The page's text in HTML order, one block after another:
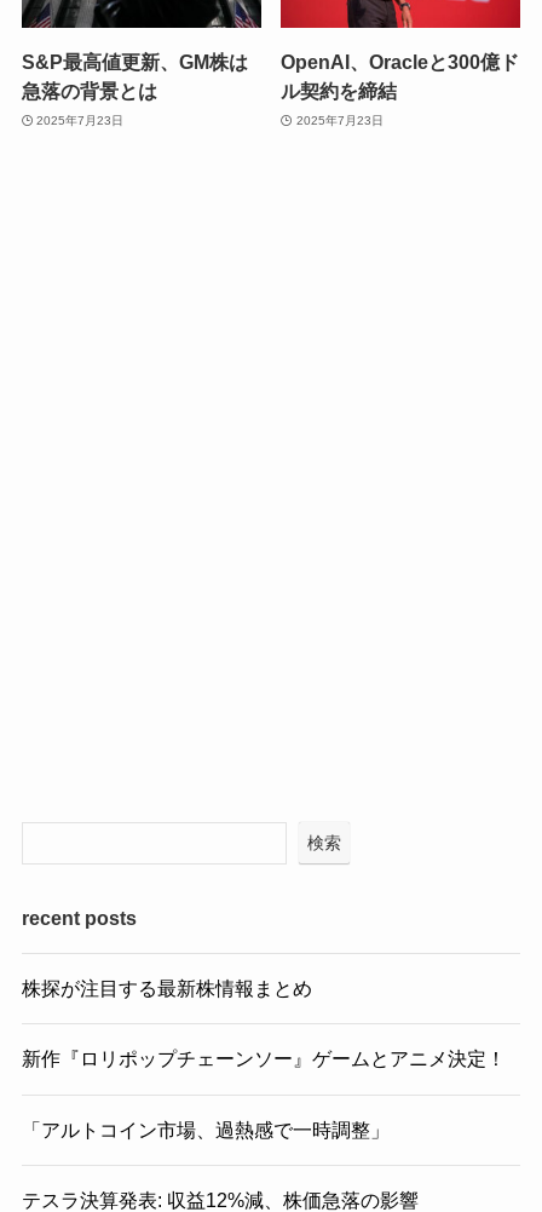
S&P最高値更新、GM株は
急落の背景とは
2025年7月23日
OpenAI、Oracleと300億ド
ル契約を締結
2025年7月23日
検索
recent posts
株探が注目する最新株情報まとめ
新作『ロリポップチェーンソー』ゲームとアニメ決定！
「アルトコイン市場、過熱感で一時調整」
テスラ決算発表: 収益12%減、株価急落の影響